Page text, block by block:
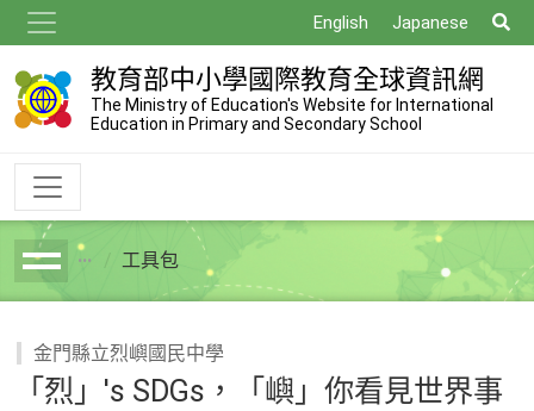
到
主
要
內
English Japanese
尋
教育部中小學國際教育全球資訊網
The Ministry of Education's Website for International
Education in Primary and Secondary School
breadcrumb工具包
金門縣立烈嶼國民中學
「烈」's SDGs，「嶼」你看見世界事